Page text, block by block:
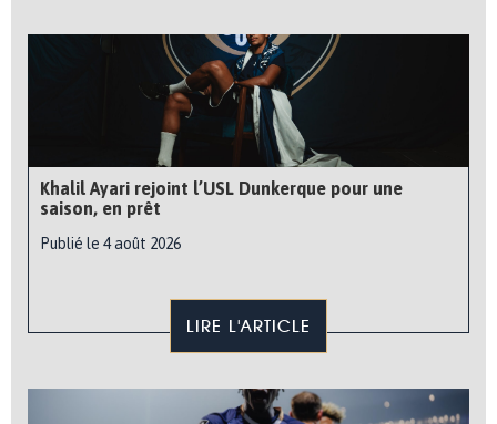
Khalil Ayari rejoint l’USL Dunkerque pour une
saison, en prêt
Publié le 4 août 2026
LIRE L'ARTICLE